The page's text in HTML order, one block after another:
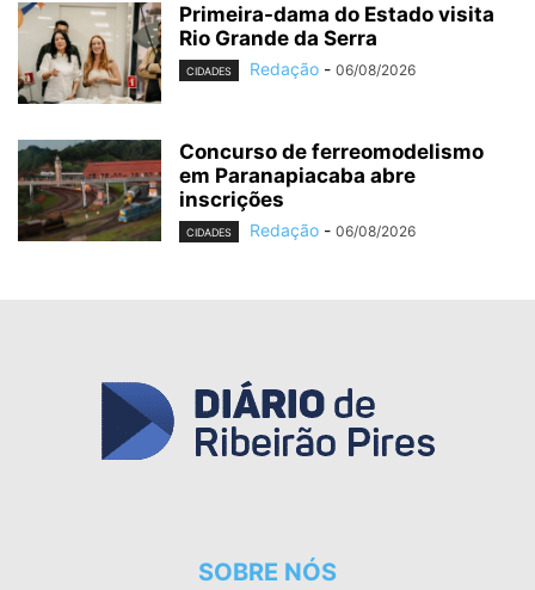
Primeira-dama do Estado visita
Rio Grande da Serra
CIDADES Redação - 06/08/2026
Concurso de ferreomodelismo
em Paranapiacaba abre
inscrições
CIDADES Redação - 06/08/2026
SOBRE NÓS